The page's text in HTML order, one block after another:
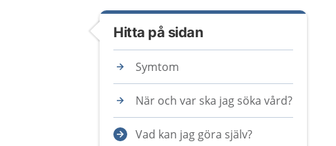
Hitta på sidan
Symtom
När och var ska jag söka vård?
Vad kan jag göra själv?